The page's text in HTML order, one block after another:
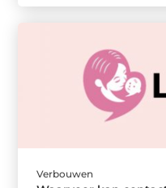
Verbouwen